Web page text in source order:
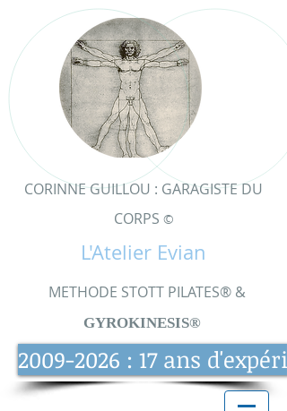
CORINNE GUILLOU : GARAGISTE DU
CORPS ©
L'Atelier Evian
METHODE STOTT PILATES® &
GYROKINESIS®
2009-2026 : 17 ans